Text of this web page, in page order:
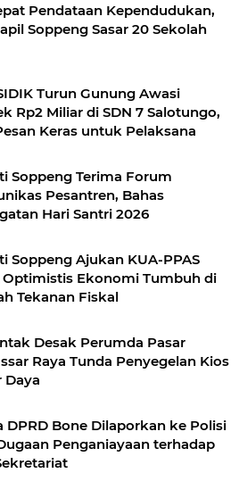
Pendataan Kependudukan,
Soppeng Sasar 20 Sekolah
Turun Gunung Awasi
Rp2 Miliar di SDN 7 Salotungo,
Keras untuk Pelaksana
Soppeng Terima Forum
Pesantren, Bahas
Hari Santri 2026
Soppeng Ajukan KUA-PPAS
Optimistis Ekonomi Tumbuh di
Tekanan Fiskal
Desak Perumda Pasar
Raya Tunda Penyegelan Kios
Daya
DPRD Bone Dilaporkan ke Polisi
Penganiayaan terhadap